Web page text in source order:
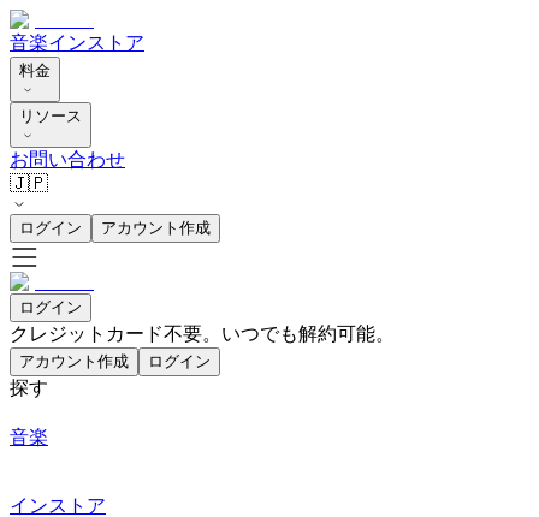
音楽インストア
料金
リソース
お問い合わせ
🇯🇵
ログイン アカウント作成
ログイン
クレジットカード不要。いつでも解約可能。
アカウント作成 ログイン
探す
音楽
インストア